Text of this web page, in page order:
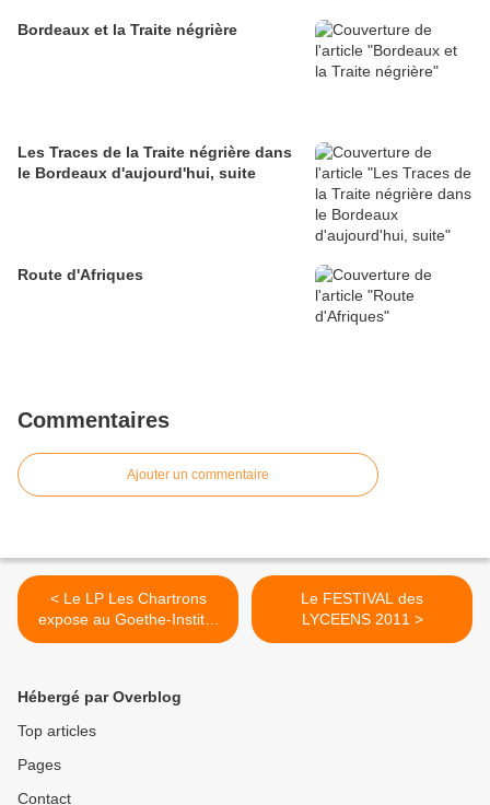
Bordeaux et la Traite négrière
Les Traces de la Traite négrière dans
le Bordeaux d'aujourd'hui, suite
Route d'Afriques
Commentaires
Ajouter un commentaire
< Le LP Les Chartrons
expose au Goethe-Institut
de Bordeaux !
Le FESTIVAL des
LYCEENS 2011 >
Hébergé par Overblog
Top articles
Pages
Contact